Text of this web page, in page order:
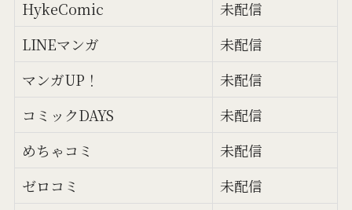
HykeComic
未配信
LINEマンガ
未配信
マンガUP！
未配信
コミックDAYS
未配信
めちゃコミ
未配信
ゼロコミ
未配信